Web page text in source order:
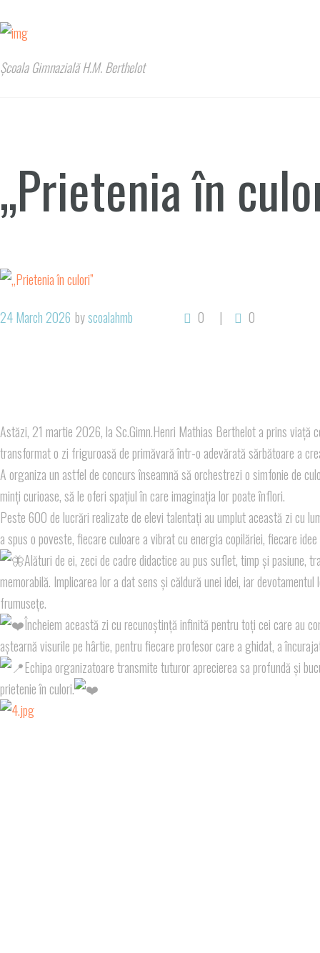
Școala Gimnazială H.M. Berthelot
„Prietenia în
24 March 2026 byscoalahmb 0 0
Astăzi, 21 martie 2026, la Sc.Gimn.Henri Mathias Berthelot a prins viață
transformat o zi friguroasă de primăvară într-o adevărată sărbătoare a
A organiza un astfel de concurs înseamnă să orchestrezi o simfonie de
minți curioase, să le oferi spațiul în care imaginația lor poate înflori.
Peste 600 de lucrări realizate de elevi talentați au umplut această zi cu
a spus o poveste, fiecare culoare a vibrat cu energia copilăriei, fiecare
Alături de ei, zeci de cadre didactice au pus suflet, timp și pasiune,
memorabilă. Implicarea lor a dat sens și căldură unei idei, iar
frumusețe.
Încheiem această zi cu recunoștință infinită pentru toți cei care au
aștearnă visurile pe hârtie, pentru fiecare profesor care a ghidat, a
Echipa organizatoare transmite tuturor aprecierea sa profundă și
prietenie în culori.